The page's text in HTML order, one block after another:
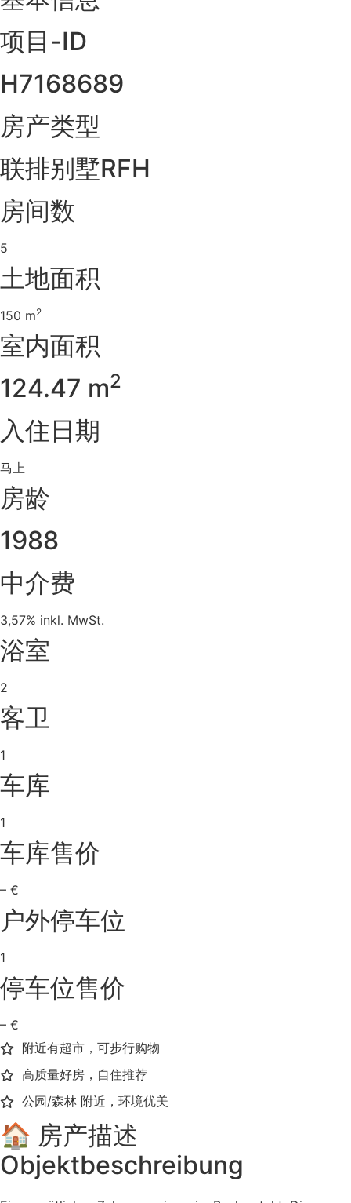
项目-ID
H7168689
房产类型
联排别墅RFH
房间数
5
土地面积
150 m2
室内面积
124.47 m2
入住日期
马上
房龄
1988
中介费
3,57% inkl. MwSt.
浴室
2
客卫
1
车库
1
车库售价
– €
户外停车位
1
停车位售价
– €
附近有超市，可步行购物
高质量好房，自住推荐
公园/森林 附近，环境优美
🏠 房产描述
Objektbeschreibung